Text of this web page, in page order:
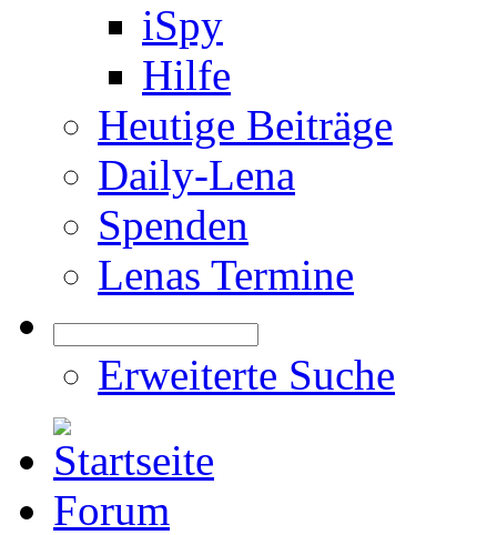
iSpy
Hilfe
Heutige Beiträge
Daily-Lena
Spenden
Lenas Termine
Erweiterte Suche
Forum